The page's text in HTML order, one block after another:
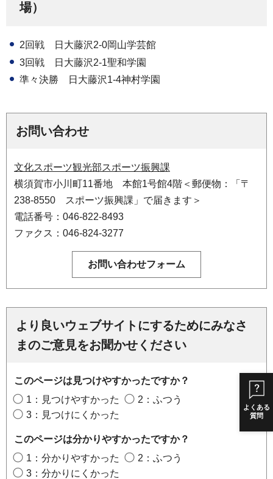
よくある
質問
場）
2回戦 日大藤沢2-0岡山学芸館
3回戦 日大藤沢2-1聖和学園
準々決勝 日大藤沢1-4神村学園
お問い合わせ
文化スポーツ観光部スポーツ振興課
横須賀市小川町11番地 本館1号館4階＜郵便物：「〒
238-8550 スポーツ振興課」で届きます＞
電話番号：046-822-8493
ファクス：046-824-3277
より良いウェブサイトにするためにみなさ
まのご意見をお聞かせください
このページは見つけやすかったですか？
1：見つけやすかった
2：ふつう
3：見つけにくかった
このページは分かりやすかったですか？
1：分かりやすかった
2：ふつう
3：分かりにくかった